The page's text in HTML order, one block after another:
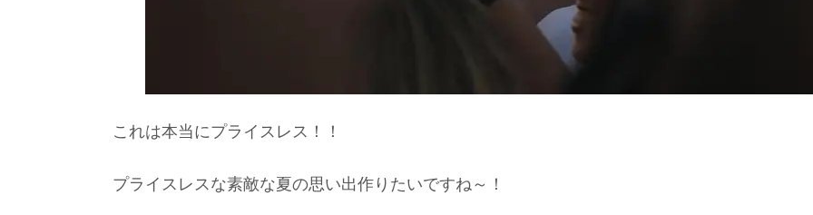
これは本当にプライスレス！！
プライスレスな素敵な夏の思い出作りたいですね～！